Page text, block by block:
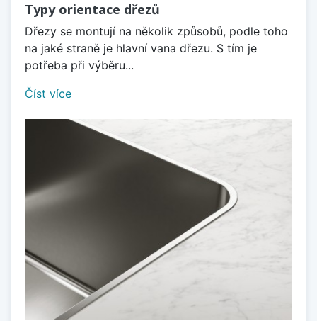
Typy orientace dřezů
Dřezy se montují na několik způsobů, podle toho
na jaké straně je hlavní vana dřezu. S tím je
potřeba při výběru...
Číst více